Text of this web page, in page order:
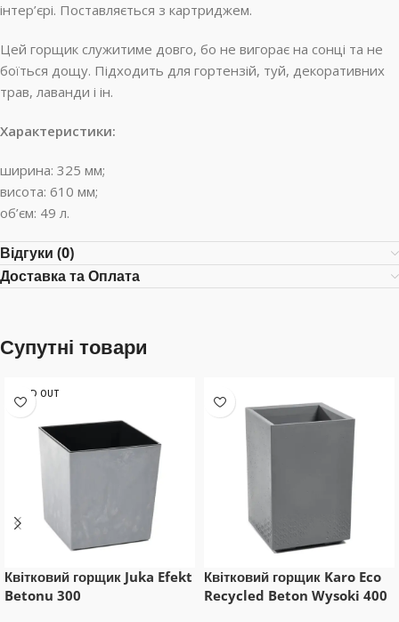
інтер’єрі. Поставляється з картриджем.
Цей горщик служитиме довго, бо не вигорає на сонці та не
боїться дощу. Підходить для гортензій, туй, декоративних
трав, лаванди і ін.
Характеристики:
ширина: 325 мм;
висота: 610 мм;
об’єм: 49 л.
Відгуки (0)
Доставка та Оплата
Супутні товари
SOLD OUT
Квітковий горщик Juka Efekt
Betonu 300
Квітковий горщик Karo Eco
Recycled Beton Wysoki 400